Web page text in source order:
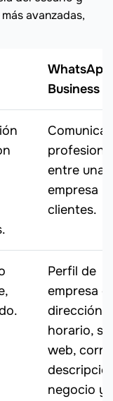
avanzadas,
WhatsApp
Business
entre una
empresa y
clientes.
Perfil de
empresa
dirección,
horario,
web,
negocio y